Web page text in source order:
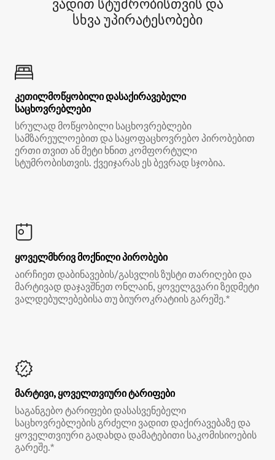
ვადით სტუმრობისთვის და
სხვა უპირატესობები
კეთილმოწყობილი დასაქირავებელი
საცხოვრებლები
სრულად მოწყობილი საცხოვრებლები
სამზარეულოებით და საყოფაცხოვრებო პირობებით
ერთი თვით ან მეტი ხნით კომფორტული
სტუმრობისთვის. ქვეიჯარას ეს ბევრად სჯობია.
ყოველმხრივ მოქნილი პირობები
აირჩიეთ დაბინავების/გასვლის ზუსტი თარიღები და
მარტივად დაჯავშნეთ ონლაინ, ყოველგვარი ზედმეტი
ვალდებულებებისა თუ ბიუროკრატიის გარეშე.*
მარტივი, ყოველთვიური ტარიფები
საგანგებო ტარიფები დასასვენებელი
საცხოვრებლების გრძელი ვადით დაქირავებაზე და
ყოველთვიური გადახდა დამატებითი საკომისიოების
გარეშე.*